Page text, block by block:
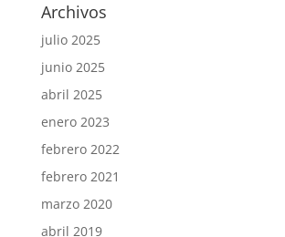
Archivos
julio 2025
junio 2025
abril 2025
enero 2023
febrero 2022
febrero 2021
marzo 2020
abril 2019